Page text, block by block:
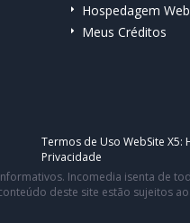
Hospedagem Web
Meus Créditos
Termos de Uso WebSite X5:
Privacidade
Incomedia isenta de
deste site estão sujeitos